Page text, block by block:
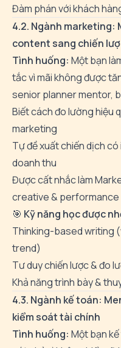
Đàm phán với khách
4.2. Ngành
content sang chiến
Tình huống: Một bạn
tắc vì mãi không được
senior planner mentor,
Biết cách đo lường hiệu
marketing
Tự đề xuất chiến dịch
doanh thu
Được cất nhắc làm
creative & performance
🎯 Kỹ năng học được
Thinking-based writing
trend)
Tư duy chiến lược & đo
Khả năng trình bày &
4.3. Ngành kế toán:
kiểm soát tài chính
Tình huống: Một bạn